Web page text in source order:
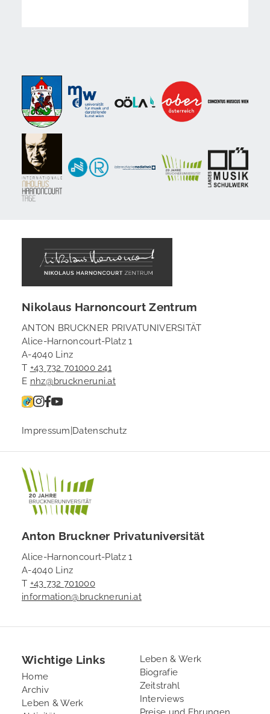
Nikolaus Harnoncourt Zentrum
ANTON BRUCKNER PRIVATUNIVERSITÄT
Alice-Harnoncourt-Platz 1
A-4040 Linz
T +43 732 701000 241
E nhz@bruckneruni.at
Impressum|Datenschutz
Anton Bruckner Privatuniversität
Alice-Harnoncourt-Platz 1
A-4040 Linz
T +43 732 701000
information@bruckneruni.at
Wichtige Links
Home
Archiv
Leben & Werk
Footer
2
Leben & Werk
Biografie
Zeitstrahl
Interviews
Preise und Ehrungen